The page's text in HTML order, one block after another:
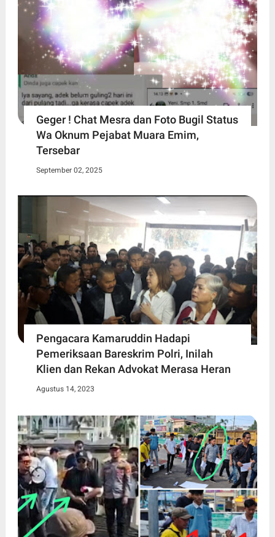
Geger ! Chat Mesra dan Foto Bugil Status
Wa Oknum Pejabat Muara Emim,
Tersebar
September 02, 2025
Pengacara Kamaruddin Hadapi
Pemeriksaan Bareskrim Polri, Inilah
Klien dan Rekan Advokat Merasa Heran
Agustus 14, 2023